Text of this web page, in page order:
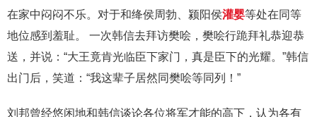
在家中闷闷不乐。对于和绛侯周勃、颍阳侯灌婴等处在同等
地位感到羞耻。 一次韩信去拜访樊哙，樊哙行跪拜礼恭迎恭
送，并说：“大王竟肯光临臣下家门，真是臣下的光耀。”韩信
出门后，笑道：“我这辈子居然同樊哙等同列！”
刘邦曾经悠闲地和韩信谈论各位将军才能的高下，认为各有